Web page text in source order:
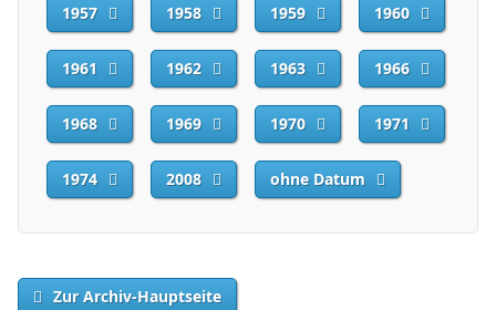
1957 1958 1959 1960
1961 1962 1963 1966
1968 1969 1970 1971
1974 2008 ohne Datum
Zur Archiv-Hauptseite